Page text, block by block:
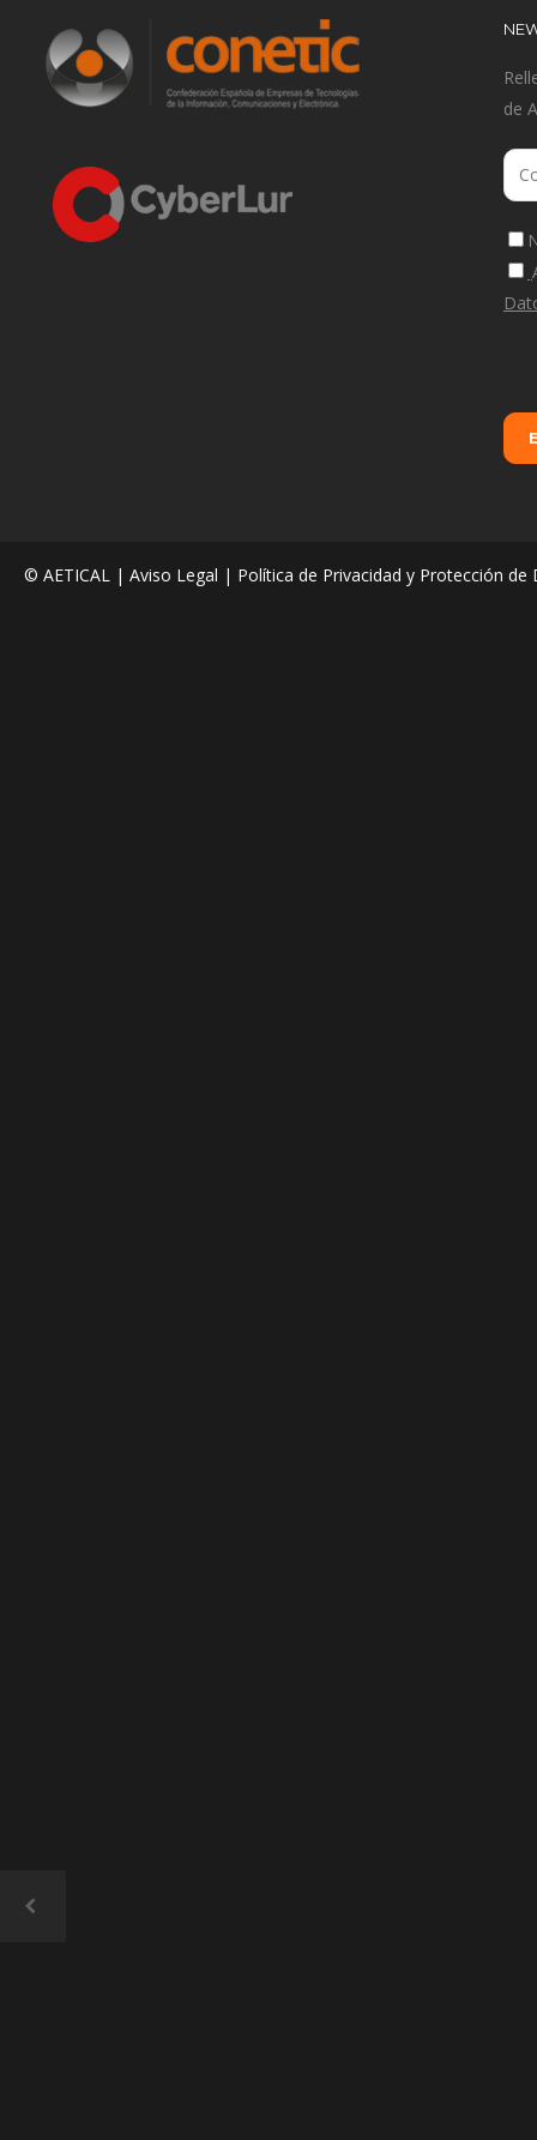
de
© AETICAL | Aviso Legal | Política de Privacidad y Protección de